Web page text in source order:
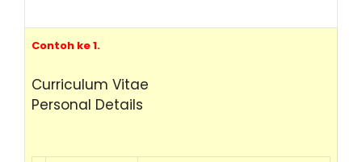
Contoh ke 1.
Curriculum Vitae
Personal Details